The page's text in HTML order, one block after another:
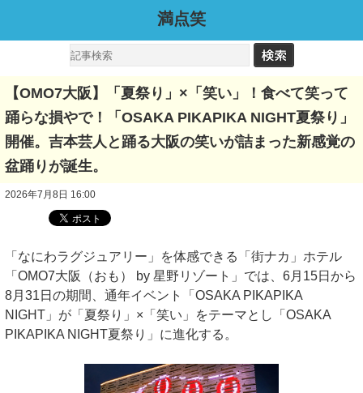
満点笑
【OMO7大阪】「夏祭り」×「笑い」！食べて笑って
踊らな損やで！「OSAKA PIKAPIKA NIGHT夏祭り」
開催。吉本芸人と踊る大阪の笑いが詰まった新感覚の
盆踊りが誕生。
2026年7月8日 16:00
「なにわラグジュアリー」を体感できる「街ナカ」ホテル
「OMO7大阪（おも） by 星野リゾート」では、6月15日から
8月31日の期間、通年イベント「OSAKA PIKAPIKA
NIGHT」が「夏祭り」×「笑い」をテーマとし「OSAKA
PIKAPIKA NIGHT夏祭り」に進化する。